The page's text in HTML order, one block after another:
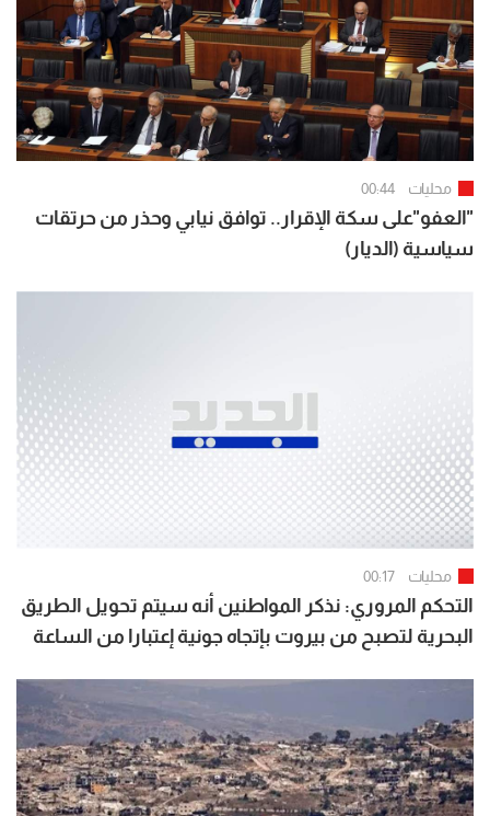
محليات 00:44
"العفو"على سكة الإقرار.. توافق نيابي وحذر من حرتقات
سياسية (الديار)
محليات 00:17
التحكم المروري: نذكر المواطنين أنه سيتم تحويل الطريق
البحرية لتصبح من بيروت بإتجاه جونية إعتبارا من الساعة